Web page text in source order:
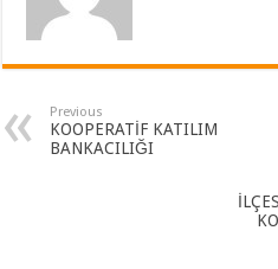
Previous
KOOPERATİF KATILIM
BANKACILIĞI